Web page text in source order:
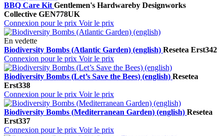
BBQ Care Kit Gentlemen's Hardwareby Designworks
Collective GEN778UK
Connexion pour le prix Voir le prix
En vedette
Biodiversity Bombs (Atlantic Garden) (english) Resetea Erst342
Connexion pour le prix Voir le prix
Biodiversity Bombs (Let’s Save the Bees) (english) Resetea
Erst338
Connexion pour le prix Voir le prix
Biodiversity Bombs (Mediterranean Garden) (english) Resetea
Erst337
Connexion pour le prix Voir le prix